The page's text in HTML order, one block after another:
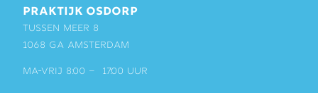
PRAKTIJK OSDORP
Tussen Meer 8
1068 GA Amsterdam
ma-vrij 8:00 – 17:00 uur